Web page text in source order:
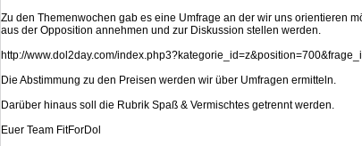
Zu den Themenwochen gab es eine Umfrage an der wir uns orientieren
aus der Opposition annehmen und zur Diskussion stellen werden.
http://www.dol2day.com/
Die Abstimmung zu den Preisen werden wir über Umfragen ermitteln.
Darüber hinaus soll die Rubrik Spaß & Vermischtes getrennt werden.
Euer Team FitForDol